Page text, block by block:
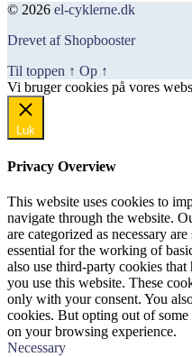
© 2026 el-cyklerne.dk
Drevet af Shopbooster
Til toppen ↑ Op ↑
Vi bruger cookies på vores
Luk
Privacy Overview
This website uses cookies to
navigate through the website.
are categorized as necessary
essential for the working of
also use third-party cookies
you use this website. These
only with your consent. You
cookies. But opting out of
on your browsing experience.
Necessary